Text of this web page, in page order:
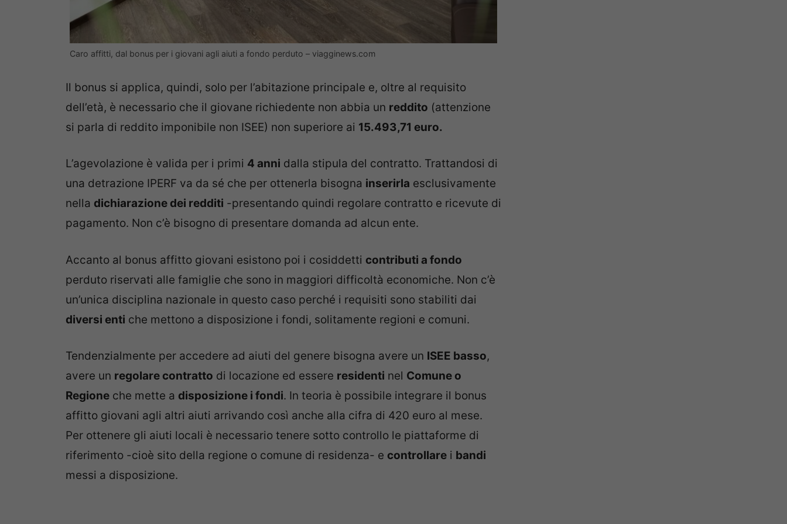
Caro affitti, dal bonus per i giovani agli aiuti a fondo perduto – viagginews.com
Il bonus si applica, quindi, solo per l’abitazione principale e, oltre al requisito
dell’età, è necessario che il giovane richiedente non abbia un reddito (attenzione
si parla di reddito imponibile non ISEE) non superiore ai 15.493,71 euro.
L’agevolazione è valida per i primi 4 anni dalla stipula del contratto. Trattandosi di
una detrazione IPERF va da sé che per ottenerla bisogna inserirla esclusivamente
nella dichiarazione dei redditi -presentando quindi regolare contratto e ricevute di
pagamento. Non c’è bisogno di presentare domanda ad alcun ente.
Accanto al bonus affitto giovani esistono poi i cosiddetti contributi a fondo
perduto riservati alle famiglie che sono in maggiori difficoltà economiche. Non c’è
un’unica disciplina nazionale in questo caso perché i requisiti sono stabiliti dai
diversi enti che mettono a disposizione i fondi, solitamente regioni e comuni.
Tendenzialmente per accedere ad aiuti del genere bisogna avere un ISEE basso,
avere un regolare contratto di locazione ed essere residenti nel Comune o
Regione che mette a disposizione i fondi. In teoria è possibile integrare il bonus
affitto giovani agli altri aiuti arrivando così anche alla cifra di 420 euro al mese.
Per ottenere gli aiuti locali è necessario tenere sotto controllo le piattaforme di
riferimento -cioè sito della regione o comune di residenza- e controllare i bandi
messi a disposizione.